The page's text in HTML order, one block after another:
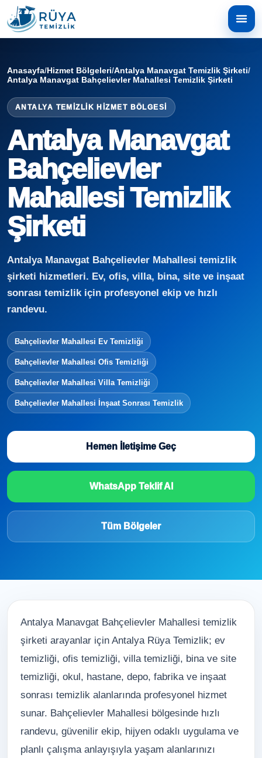
Anasayfa/Hizmet Bölgeleri/Antalya Manavgat Temizlik Şirketi/
Antalya Manavgat Bahçelievler Mahallesi Temizlik Şirketi
ANTALYA TEMIZLIK HIZMET BÖLGESI
Antalya Manavgat
Bahçelievler
Mahallesi Temizlik
Şirketi
Antalya Manavgat Bahçelievler Mahallesi temizlik
şirketi hizmetleri. Ev, ofis, villa, bina, site ve inşaat
sonrası temizlik için profesyonel ekip ve hızlı
randevu.
Bahçelievler Mahallesi Ev Temizliği
Bahçelievler Mahallesi Ofis Temizliği
Bahçelievler Mahallesi Villa Temizliği
Bahçelievler Mahallesi İnşaat Sonrası Temizlik
Hemen İletişime Geç
WhatsApp Teklif Al
Tüm Bölgeler
Antalya Manavgat Bahçelievler Mahallesi temizlik
şirketi arayanlar için Antalya Rüya Temizlik; ev
temizliği, ofis temizliği, villa temizliği, bina ve site
temizliği, okul, hastane, depo, fabrika ve inşaat
sonrası temizlik alanlarında profesyonel hizmet
sunar. Bahçelievler Mahallesi bölgesinde hızlı
randevu, güvenilir ekip, hijyen odaklı uygulama ve
planlı çalışma anlayışıyla yaşam alanlarınızı